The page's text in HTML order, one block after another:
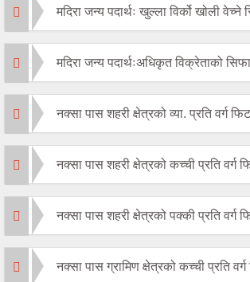
मदिरा जन्य पदार्थः खुल्ला विर्को खोली वेच्ने
मदिरा जन्य पदार्थःअधिकृत विक्रेताको
नक्सा पास शहरी क्षेत्रको व्या. प्रति वर्ग
नक्सा पास शहरी क्षेत्रको कच्ची प्रति वर्ग
नक्सा पास शहरी क्षेत्रको पक्की प्रति वर्ग
नक्सा पास ग्रामिण क्षेत्रको कच्ची प्रति